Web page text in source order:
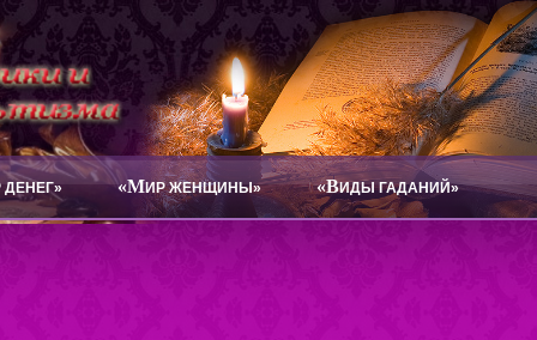
ДЕНЕГ» «МИР ЖЕНЩИНЫ» «ВИДЫ ГАДАНИЙ»